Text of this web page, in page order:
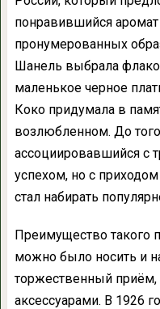
понравившийся
пронумерованных
Шанель выбрала
маленькое черное
Коко придумала в
возлюбленном. До
ассоциировавшийся с
успехом, но с
стал набирать
Преимущество такого
можно было носить и
торжественный
аксессуарами. В 1926